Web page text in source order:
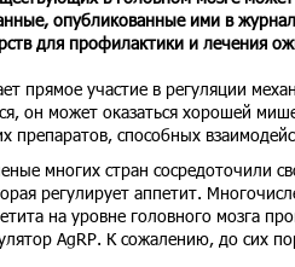
опубликованные ими в
для профилактики и лечения
прямое участие в регуляции
он может оказаться хорошей
препаратов, способных
многих стран сосредоточили
регулирует аппетит.
на уровне головного мозга
AgRP. К сожалению, до сих